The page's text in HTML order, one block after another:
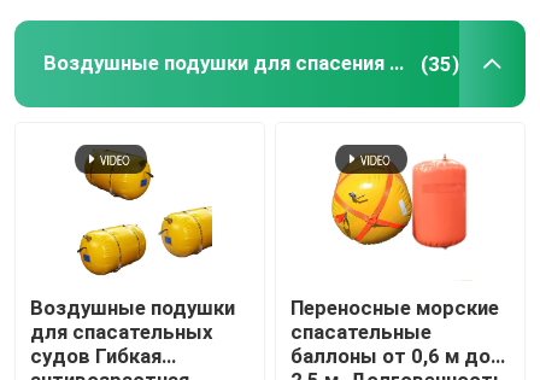
Воздушные подушки для спасения на море (35)
Воздушные подушки
для спасательных
судов Гибкая
Переносные морские
спасательные
баллоны от 0,6 м до